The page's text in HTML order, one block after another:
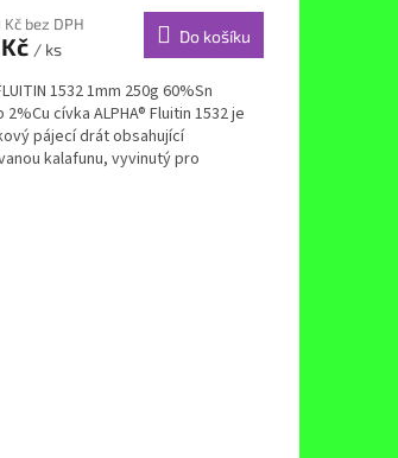
bez DPH
/ ks
Do košíku
1532 1mm 250g 60%Sn
2%Cu cívka ALPHA® Fluitin 1532 je
pájecí drát obsahující
kalafunu, vyvinutý pro